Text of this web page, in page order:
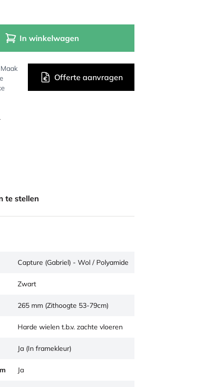
In winkelwagen
Offerte aanvragen
te stellen
Capture (Gabriel) - Wol / Polyamide
Zwart
265 mm (Zithoogte 53-79cm)
Harde wielen t.b.v. zachte vloeren
Ja (In framekleur)
Ja